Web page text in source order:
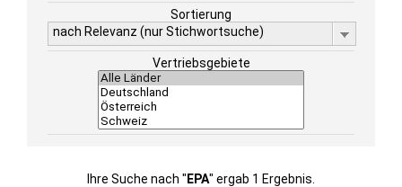
Sortierung
nach Relevanz (nur Stichwortsuche)
Vertriebsgebiete
Ihre Suche nach " EPA" ergab 1 Ergebnis.